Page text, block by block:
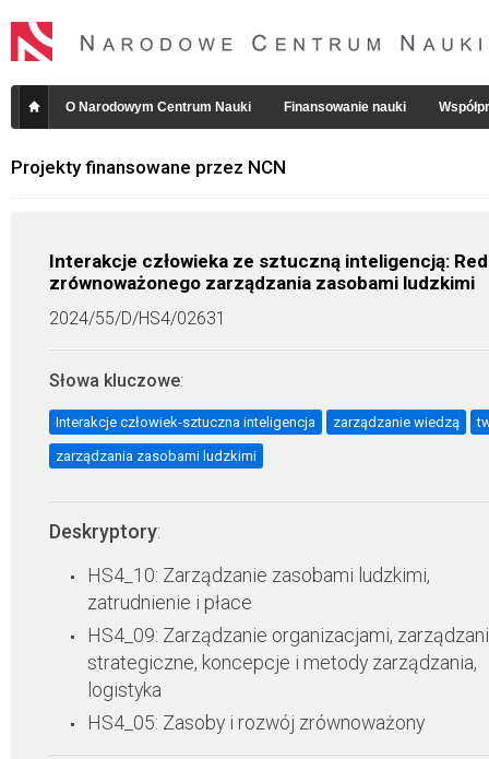
O Narodowym Centrum Nauki Finansowanie nauki
Projekty finansowane przez NCN
Interakcje człowieka ze sztuczną inteligencją:
zrównoważonego zarządzania zasobami ludzkimi
2024/55/D/HS4/02631
Słowa kluczowe:
Interakcje człowiek-sztuczna inteligencja zarządzanie wiedzą
zarządzania zasobami ludzkimi
Deskryptory:
HS4_10: Zarządzanie zasobami ludzkimi,
zatrudnienie i płace
HS4_09: Zarządzanie organizacjami,
strategiczne, koncepcje i metody zarządzania,
logistyka
HS4_05: Zasoby i rozwój zrównoważony